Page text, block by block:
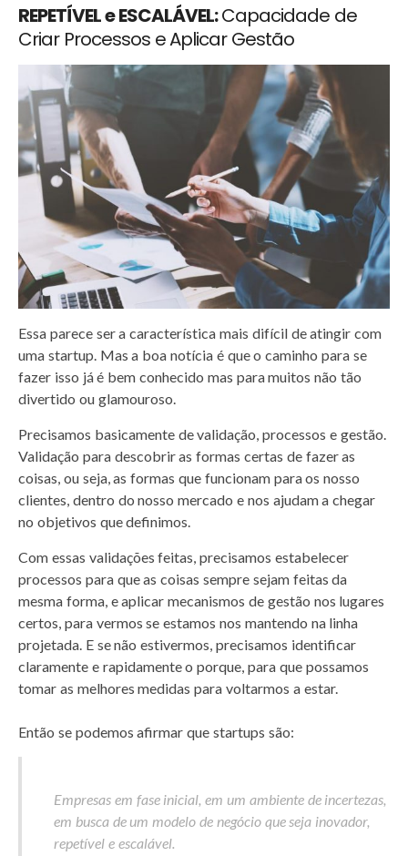
REPETÍVEL e ESCALÁVEL:Capacidade de
Criar Processos e Aplicar Gestão
Essa parece ser a característica mais difícil de atingir com
uma startup. Mas a boa notícia é que o caminho para se
fazer isso já é bem conhecido mas para muitos não tão
divertido ou glamouroso.
Precisamos basicamente de validação, processos e gestão.
Validação para descobrir as formas certas de fazer as
coisas, ou seja, as formas que funcionam para os nosso
clientes, dentro do nosso mercado e nos ajudam a chegar
no objetivos que definimos.
Com essas validações feitas, precisamos estabelecer
processos para que as coisas sempre sejam feitas da
mesma forma, e aplicar mecanismos de gestão nos lugares
certos, para vermos se estamos nos mantendo na linha
projetada. E se não estivermos, precisamos identificar
claramente e rapidamente o porque, para que possamos
tomar as melhores medidas para voltarmos a estar.
Então se podemos afirmar que startups são:
Empresas em fase inicial, em um ambiente de incertezas,
em busca de um modelo de negócio que seja inovador,
repetível e escalável.